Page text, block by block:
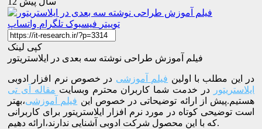
توییتر فیسبوک تلگرام واتساپ
کپی لینک
فیلم آموزش طراحی نوشته سه بعدی در ایلاستریتور
در این مطلب با اولین فیلم آموزشی در خصوص نرم افزار ادوبی
ایلاستریتور
در خدمت شما کاربران محترم وبسایت مقاله آی تی
هستیم.پیش از ارائه توضیحاتی در خصوص این فیلم آموزشی،بهتر
است توضیحی کوتاه در مورد نرم افزار ایلاستریتور برای کاربرانی
که با این محصول شرکت ادوبی آشنایی ندارند،ارائه دهیم.